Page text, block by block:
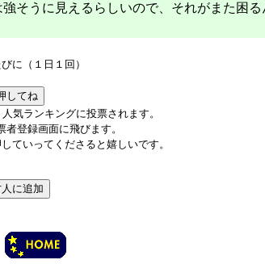
強そうに見えるらしいので、それがまた困る
に（１日１回）
気ランキングに投票されます。
登録画面に飛びます。
ていってくださると嬉しいです。